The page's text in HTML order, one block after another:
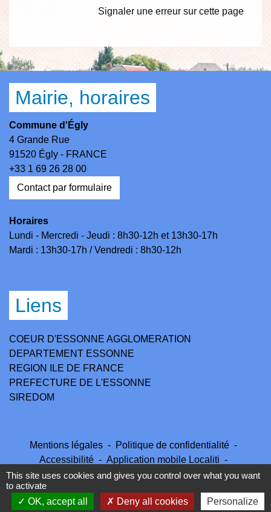
Signaler une erreur sur cette page
Mairie, horaires
Commune d'Égly
4 Grande Rue
91520 Égly - FRANCE
+33 1 69 26 28 00
Contact par formulaire
Horaires
Lundi - Mercredi - Jeudi : 8h30-12h et 13h30-17h
Mardi : 13h30-17h / Vendredi : 8h30-12h
Liens
COEUR D'ESSONNE AGGLOMERATION
DEPARTEMENT ESSONNE
REGION ILE DE FRANCE
PREFECTURE DE L'ESSONNE
SIREDOM
Mentions légales - Politique de confidentialité -
Accessibilité - Application mobile Localiti -
Plan du site - Gestion des cookies
Site créé en partenariat avec Réseau des Communes
This site uses cookies and gives you control over what you want
to activate
OK, accept all
Deny all cookies Personalize